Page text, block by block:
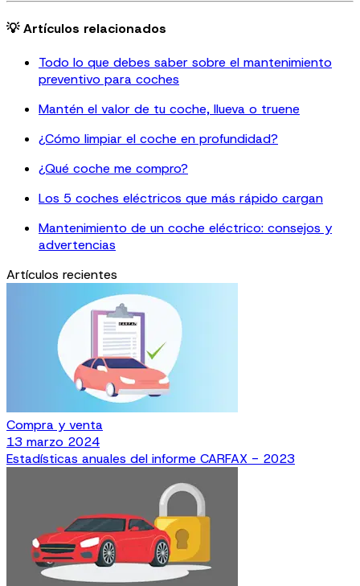
💡 Artículos relacionados
Todo lo que debes saber sobre el mantenimiento
preventivo para coches
Mantén el valor de tu coche, llueva o truene
¿Cómo limpiar el coche en profundidad?
¿Qué coche me compro?
Los 5 coches eléctricos que más rápido cargan
Mantenimiento de un coche eléctrico: consejos y
advertencias
Artículos recientes
Compra y venta
13 marzo 2024
Estadísticas anuales del informe CARFAX - 2023